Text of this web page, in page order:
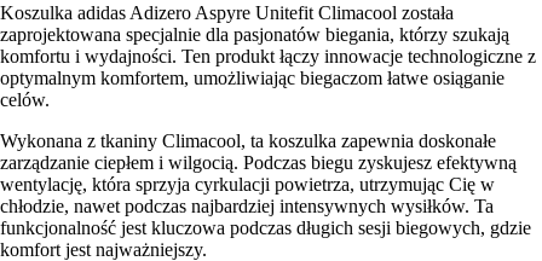
Koszulka adidas Adizero Aspyre Unitefit Climacool została
zaprojektowana specjalnie dla pasjonatów biegania, którzy szukają
komfortu i wydajności. Ten produkt łączy innowacje technologiczne z
optymalnym komfortem, umożliwiając biegaczom łatwe osiąganie
celów.
Wykonana z tkaniny Climacool, ta koszulka zapewnia doskonałe
zarządzanie ciepłem i wilgocią. Podczas biegu zyskujesz efektywną
wentylację, która sprzyja cyrkulacji powietrza, utrzymując Cię w
chłodzie, nawet podczas najbardziej intensywnych wysiłków. Ta
funkcjonalność jest kluczowa podczas długich sesji biegowych, gdzie
komfort jest najważniejszy.